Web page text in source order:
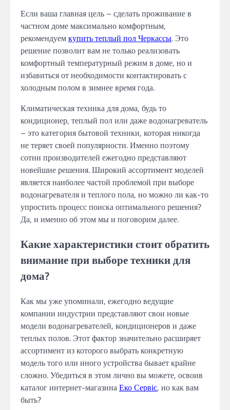
Если ваша главная цель – сделать проживание в
частном доме максимально комфортным,
рекомендуемкупить теплый пол Черкассы. Это
решение позволит вам не только реализовать
комфортный температурный режим в доме, но и
избавиться от необходимости контактировать с
холодным полом в зимнее время года.
Климатическая техника для дома, будь то
кондиционер, теплый пол или даже водонагреватель
– это категория бытовой техники, которая никогда
не теряет своей популярности. Именно поэтому
сотни производителей ежегодно представляют
новейшие решения. Широкий ассортимент моделей
является наиболее частой проблемой при выборе
водонагревателя и теплого пола, но можно ли как-то
упростить процесс поиска оптимального решения?
Да, и именно об этом мы и поговорим далее.
Какие характеристики стоит обратить
внимание при выборе техники для
дома?
Как мы уже упоминали, ежегодно ведущие
компании индустрии представляют свои новые
модели водонагревателей, кондиционеров и даже
теплых полов. Этот фактор значительно расширяет
ассортимент из которого выбрать конкретную
модель того или иного устройства бывает крайне
сложно. Убедиться в этом лично вы можете, освоив
каталог интернет-магазинаЕко Сервіс, но как вам
быть?